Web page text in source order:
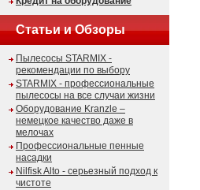
Статьи и Обзоры
Пылесосы STARMIX -
рекомендации по выбору
STARMIX - профессиональные
пылесосы на все случаи жизни
Оборудование Kranzle –
немецкое качество даже в
мелочах
Профессиональные пенные
насадки
Nilfisk Alto - серьезный подход к
чистоте